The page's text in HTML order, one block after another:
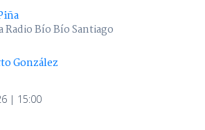
Radio Bío Bío Santiago
González
| 15:00